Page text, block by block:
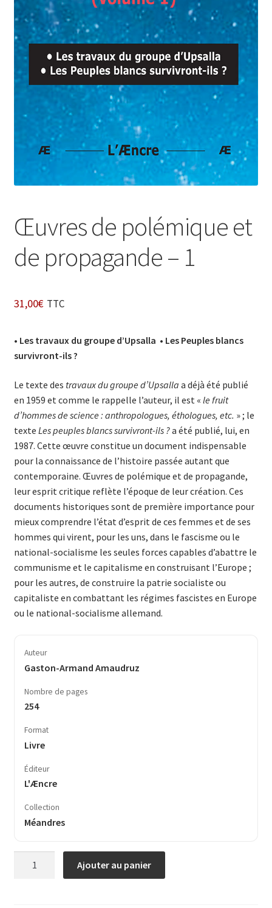
Login Customizer
Newsletter
Nous Contacter
Panier
Politique de confidentialité et cookies
Qui sommes-nous ?
Soutien à Philippe Randa
Suivi de la Commande
Œuvres de polémique et
de propagande – 1
31,00€ TTC
• Les travaux du groupe d’Upsalla • Les Peuples blancs
survivront-ils ?
Le texte des travaux du groupe d’Upsalla a déjà été publié
en 1959 et comme le rappelle l’auteur, il est « le fruit
d’hommes de sci­ence : anthro­po­lo­gues, éthologues, etc. » ; le
texte Les peuples blancs survivront-ils ?a été publié, lui, en
1987. Cette œuvre constitue un document indispensable
pour la con­naissance de l’histoire passée autant que
contemporaine. Œuvres de polémique et de propagande,
leur esprit critique reflète l’époque de leur création. Ces
documents historiques sont de première importance pour
mieux comprendre l’état d’esprit de ces femmes et de ses
hommes qui virent, pour les uns, dans le fascisme ou le
national-socialisme les seules forces capables d’abattre le
communisme et le capitalisme en construisant l’Europe ;
pour les autres, de construire la patrie socialiste ou
capitaliste en combattant les régimes fascistes en Europe
ou le national-socialisme allemand.
Auteur
Gaston-Armand Amaudruz
Nombre de pages
254
Format
Livre
Éditeur
L'Æncre
Collection
Méandres
Ajouter au panier